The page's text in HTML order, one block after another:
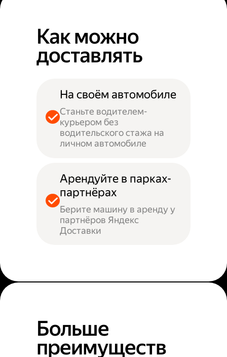
Как можно
доставлять
На своём автомобиле
Станьте водителем-
курьером без
водительского стажа на
личном автомобиле
Арендуйте в парках-
партнёрах
Берите машину в аренду у
партнёров Яндекс
Доставки
Больше
преимуществ